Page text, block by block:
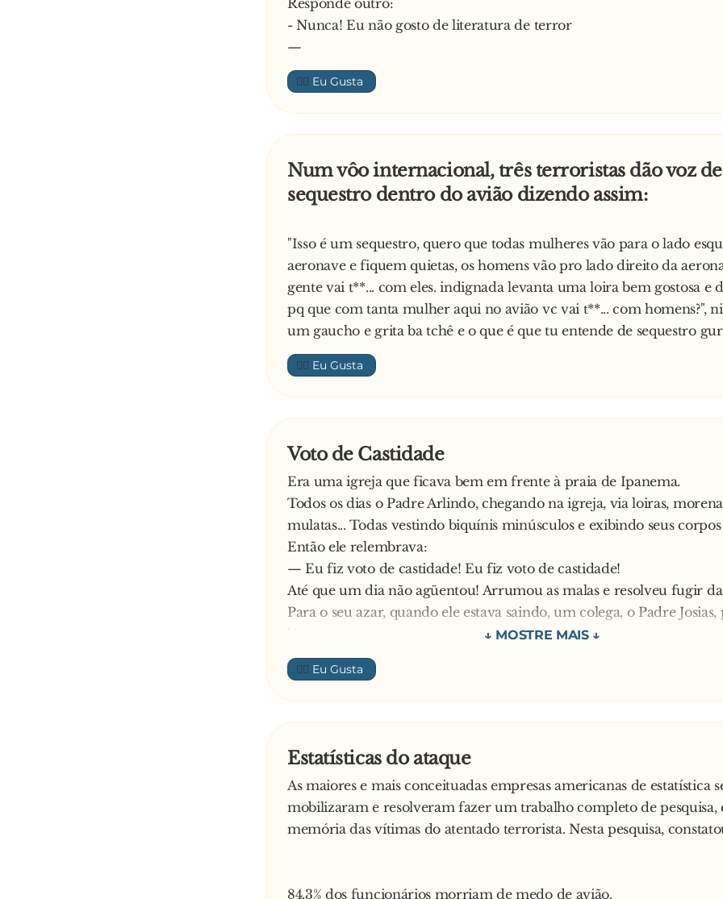
Responde outro:
- Nunca! Eu não gosto de literatura de terror
—
👍🏼
Num vôo internacional, três terroristas dão voz de
sequestro dentro do avião dizendo assim:
"Isso é um sequestro, quero que todas mulheres vão para o lado
aeronave e fiquem quietas, os homens vão pro lado direito da
gente vai t**... com eles. indignada levanta uma loira bem gostosa e
pq que com tanta mulher aqui no avião vc vai t**... com homens?",
um gaucho e grita ba tchê e o que é que tu entende de sequestro
👍🏼
Voto de Castidade
Era uma igreja que ficava bem em frente à praia de Ipanema.
Todos os dias o Padre Arlindo, chegando na igreja, via loiras,
mulatas... Todas vestindo biquínis minúsculos e exibindo seus
Então ele relembrava:
— Eu fiz voto de castidade! Eu fiz voto de castidade!
Até que um dia não agüentou! Arrumou as malas e resolveu fugir
Para o seu azar, quando ele estava saindo, um colega, o Padre Josias,
lá.
— O que é isso, Arlindo? — perguntou ele — Para onde você está
— Eu estou indo pros Estados Unidos! — respondeu ele, convicto.
— Estados Unidos? Mas por que esta decisão? Lá é um país
atentados terroristas!
👍🏼
Estatísticas do ataque
As maiores e mais conceituadas empresas americanas de estatística
mobilizaram e resolveram fazer um trabalho completo de pesquisa,
memória das vítimas do atentado terrorista. Nesta pesquisa,
84,3% dos funcionários morriam de medo de avião.